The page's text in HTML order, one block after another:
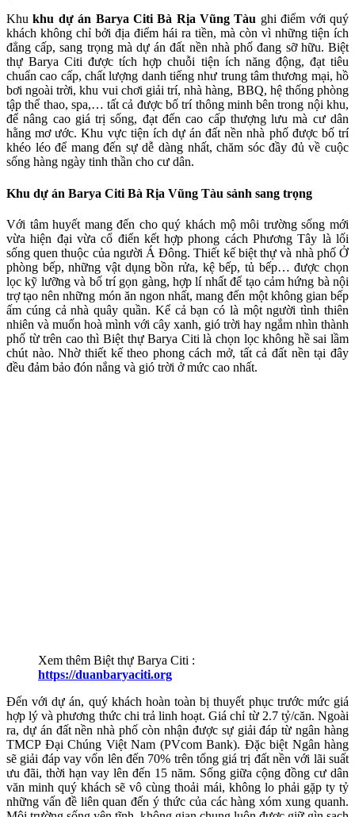
Khukhu dự án Barya Citi Bà Rịa Vũng Tàu ghi điểm với quý
khách không chỉ bởi địa điểm hái ra tiền, mà còn vì những tiện ích
đẳng cấp, sang trọng mà dự án đất nền nhà phố đang sỡ hữu. Biệt
thự Barya Citi được tích hợp chuỗi tiện ích năng động, đạt tiêu
chuẩn cao cấp, chất lượng danh tiếng như trung tâm thương mại, hồ
bơi ngoài trời, khu vui chơi giải trí, nhà hàng, BBQ, hệ thống phòng
tập thể thao, spa,… tất cả được bố trí thông minh bên trong nội khu,
để nâng cao giá trị sống, đạt đến cao cấp thượng lưu mà cư dân
hằng mơ ước. Khu vực tiện ích dự án đất nền nhà phố được bố trí
khéo léo để mang đến sự dễ dàng nhất, chăm sóc đầy đủ về cuộc
sống hàng ngày tinh thần cho cư dân.
Khu dự án Barya Citi Bà Rịa Vũng Tàu sảnh sang trọng
Với tâm huyết mang đến cho quý khách mộ môi trường sống mới
vừa hiện đại vừa cổ điển kết hợp phong cách Phương Tây là lối
sống quen thuộc của người Á Đông. Thiết kế biệt thự và nhà phố Ở
phòng bếp, những vật dụng bồn rửa, kệ bếp, tủ bếp… được chọn
lọc kỹ lưỡng và bố trí gọn gàng, hợp lí nhất để tạo cảm hứng bà nội
trợ tạo nên những món ăn ngon nhất, mang đến một không gian bếp
ấm cúng cả nhà quây quần. Kể cả bạn có là một người tình thiên
nhiên và muốn hoà mình với cây xanh, gió trời hay ngắm nhìn thành
phố từ trên cao thì Biệt thự Barya Citi là chọn lọc không hề sai lầm
chút nào. Nhờ thiết kế theo phong cách mở, tất cả đất nền tại đây
đều đảm bảo đón nắng và gió trời ở mức cao nhất.
Xem thêm Biệt thự Barya Citi :
https://duanbaryaciti.org
Đến với dự án, quý khách hoàn toàn bị thuyết phục trước mức giá
hợp lý và phương thức chi trả linh hoạt. Giá chỉ từ 2.7 tỷ/căn. Ngoài
ra, dự án đất nền nhà phố còn nhận được sự giải đáp từ ngân hàng
TMCP Đại Chúng Việt Nam (PVcom Bank). Đặc biệt Ngân hàng
sẽ giải đáp vay vốn lên đến 70% trên tổng giá trị đất nền với lãi suất
ưu đãi, thời hạn vay lên đến 15 năm. Sống giữa cộng đồng cư dân
văn minh quý khách sẽ vô cùng thoải mái, không lo phải gặp ty tỷ
những vấn đề liên quan đến ý thức của các hàng xóm xung quanh.